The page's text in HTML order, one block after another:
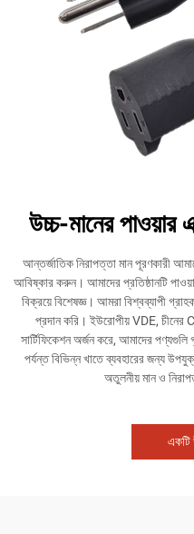
উচ্চ-মানের পাওয়ার
আন্তর্জাতিক নিরাপত্তা মান পূরণকারী
আবিষ্কার করুন। আমাদের প্রতিষ্ঠানটি
বিক্রয়ে বিশেষজ্ঞ। আমরা বিশ্বব্যাপী
প্রদান করি। ইউরোপীয় VDE, চীনের
সার্টিফিকেশন অর্জন করে, আমাদের পণ্যগুলি
পর্যন্ত বিভিন্ন খাতে ব্যবহারের জন্য
অতুলনীয় মান ও
একটি